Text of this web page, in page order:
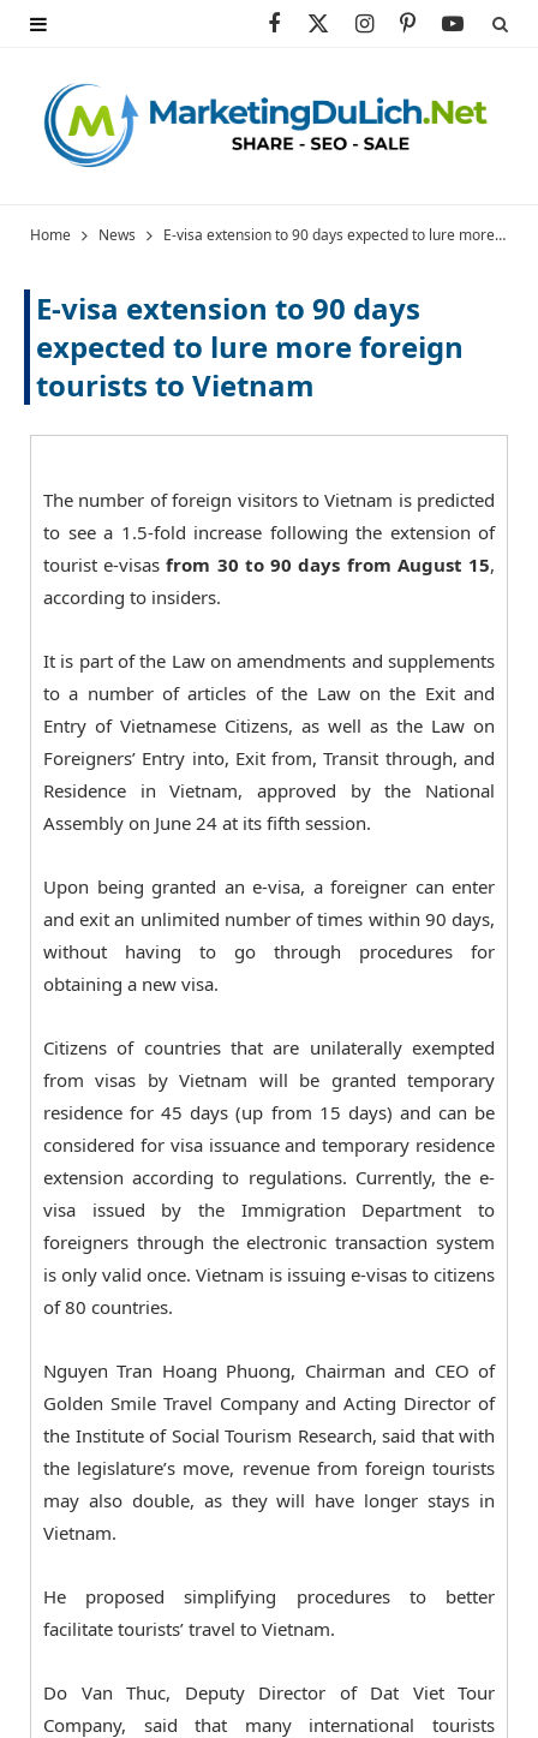
c
o
k
T
t
e
I
s
r
a
P
n
e
s
Y
u
Home News E-visa extension to 90 days expected to lure more foreign tourists to Vietnam
E-visa extension to 90 days
expected to lure more foreign
tourists to Vietnam
The number of foreign visitors to Vietnam is predicted
to see a 1.5-fold increase following the extension of
tourist e-visasfrom 30 to 90 days from August 15,
according to insiders.
It is part of the Law on amendments and supplements
to a number of articles of the Law on the Exit and
Entry of Vietnamese Citizens, as well as the Law on
Foreigners’ Entry into, Exit from, Transit through, and
Residence in Vietnam, approved by the National
Assembly on June 24 at its fifth session.
Upon being granted an e-visa, a foreigner can enter
and exit an unlimited number of times within 90 days,
without having to go through procedures for
obtaining a new visa.
Citizens of countries that are unilaterally exempted
from visas by Vietnam will be granted temporary
residence for 45 days (up from 15 days) and can be
considered for visa issuance and temporary residence
extension according to regulations. Currently, the e-
visa issued by the Immigration Department to
foreigners through the electronic transaction system
is only valid once. Vietnam is issuing e-visas to citizens
of 80 countries.
Nguyen Tran Hoang Phuong, Chairman and CEO of
Golden Smile Travel Company and Acting Director of
the Institute of Social Tourism Research, said that with
the legislature’s move, revenue from foreign tourists
may also double, as they will have longer stays in
Vietnam.
He proposed simplifying procedures to better
facilitate tourists’ travel to Vietnam.
Do Van Thuc, Deputy Director of Dat Viet Tour
Company, said that many international tourists